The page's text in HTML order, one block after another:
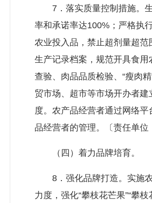
7．落实质量控制措施。生
率和承诺率达100%；严格执
农业投入品，禁止超剂量超
生产记录档案，规范开具食
查验、肉品品质检验、“瘦肉
贸市场、超市等市场开办者
度。农产品经营者通过网络
品经营者的管理。〔责任单
（四）着力品牌培育。
8．强化品牌打造。实施农
力度，强化“攀枝花芒果”“攀